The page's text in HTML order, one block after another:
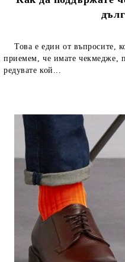
Това е един от въпросите,
приемем, че имате чекмедже,
редувате кой...